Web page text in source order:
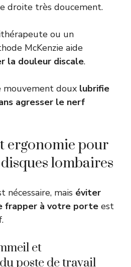
droite très doucement.
ou un
McKenzie aide
la douleur discale.
mouvement doux lubrifie
agresser le nerf
ergonomie pour
lombaires
nécessaire, mais éviter
frapper à votre porte est
et
poste de travail